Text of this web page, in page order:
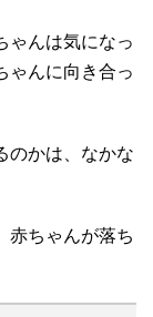
ゃんは気になっ
ゃんに向き合っ
のかは、なかな
赤ちゃんが落ち